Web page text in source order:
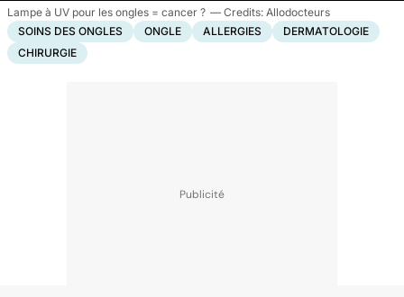
Lampe à UV pour les ongles = cancer ?
Allodocteurs
SOINS DES ONGLES
ONGLE ALLERGIES
DERMATOLOGIE
CHIRURGIE